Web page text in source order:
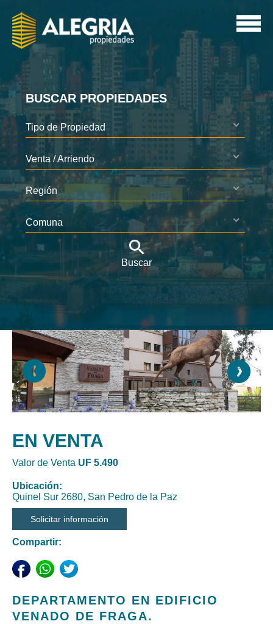
BUSCAR PROPIEDADES
Tipo de Propiedad
Venta / Arriendo
Región
Comuna
Buscar
DEPARTAMENTO EN EDIFICIO
VENADO DE FRAGA.
EN VENTA
Valor de Venta UF 5.490
Ubicación:
Quinel Sur 2680, San Pedro de la Paz
Solicitar información
Compartir: